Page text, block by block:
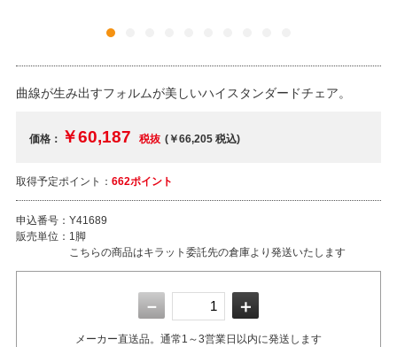
曲線が生み出すフォルムが美しいハイスタンダードチェア。
価格： ￥60,187 税抜 (￥66,205税込)
取得予定ポイント： 662ポイント
申込番号： Y41689
販売単位： 1脚
こちらの商品はキラット委託先の倉庫より発送いたします
－ ＋
メーカー直送品。通常1～3営業日以内に発送します